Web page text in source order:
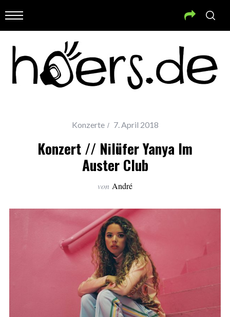
Konzerte 7. April 2018
Konzert // Nilüfer Yanya Im
Auster Club
von André